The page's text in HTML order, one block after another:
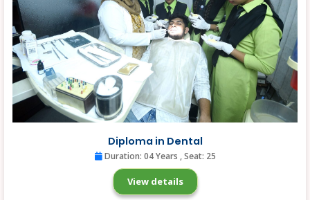
Diploma in Dental
Duration: 04 Years , Seat: 25
View details